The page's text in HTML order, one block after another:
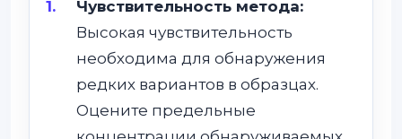
Чувствительность метода:
Высокая чувствительность
необходима для обнаружения
редких вариантов в образцах.
Оцените предельные